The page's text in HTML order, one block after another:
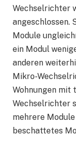
Wechselrichter
angeschlossen.
Module
ein Modul
anderen
Mikro-
Wohnungen mit
Wechselrichter
mehrere
beschattetes